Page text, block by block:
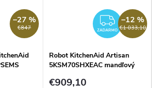
€847
–27 %
ZADARMO €1 033,10
–12 %
Robot KitchenAid Artisan
5KSM70SHXEAC mandľový
€909,10